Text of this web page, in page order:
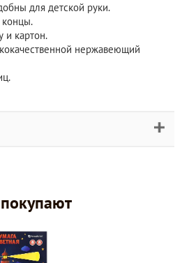
для детской руки.
и картон.
нержавеющий